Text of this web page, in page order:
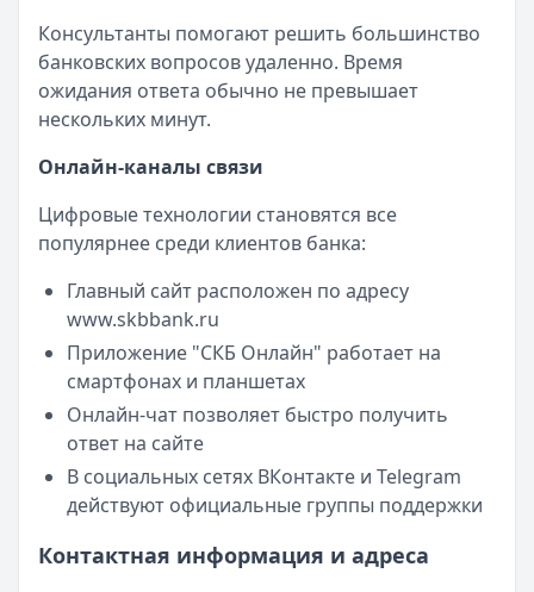
Консультанты помогают решить большинство
банковских вопросов удаленно. Время
ожидания ответа обычно не превышает
нескольких минут.
Онлайн-каналы связи
Цифровые технологии становятся все
популярнее среди клиентов банка:
Главный сайт расположен по адресу
www.skbbank.ru
Приложение "СКБ Онлайн" работает на
смартфонах и планшетах
Онлайн-чат позволяет быстро получить
ответ на сайте
В социальных сетях ВКонтакте и Telegram
действуют официальные группы поддержки
Контактная информация и адреса